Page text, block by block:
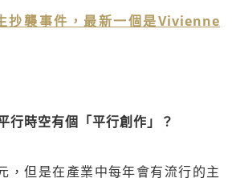
抄襲事件，最新一個是Vivienne
行時空有個「平行創作」？
，但是在產業中每年會有流行的主